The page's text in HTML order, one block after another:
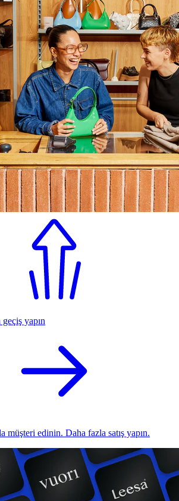
yapın
müşteri edinin. Daha fazla satış yapın.